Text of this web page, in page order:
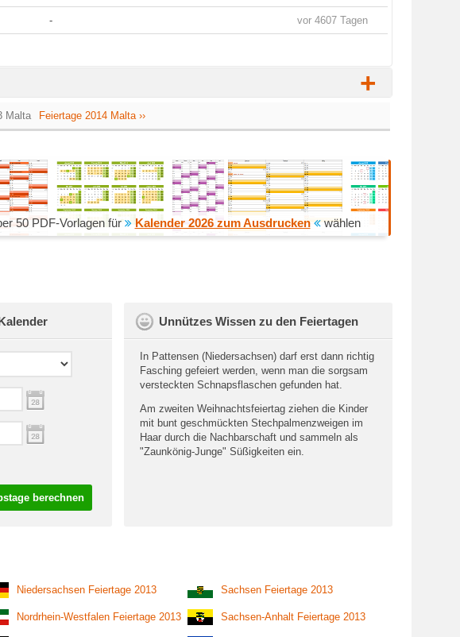
- vor 4607 Tagen
+
Malta Feiertage 2014 Malta ››
50 PDF-Vorlagen für Kalender 2026 zum Ausdrucken wählen
berechnen
Unnützes Wissen zu den Feiertagen
In Pattensen (Niedersachsen) darf erst dann richtig
Fasching gefeiert werden, wenn man die sorgsam
versteckten Schnapsflaschen gefunden hat.
Am zweiten Weihnachtsfeiertag ziehen die Kinder
mit bunt geschmückten Stechpalmenzweigen im
Haar durch die Nachbarschaft und sammeln als
"Zaunkönig-Junge" Süßigkeiten ein.
Niedersachsen Feiertage 2013
Nordrhein-Westfalen Feiertage 2013
Sachsen Feiertage 2013
Sachsen-Anhalt Feiertage 2013